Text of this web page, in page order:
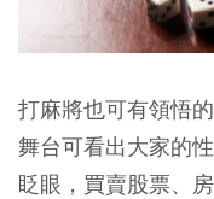
打麻將也可有領悟
舞台可看出大家的
眨眼，買賣股票、